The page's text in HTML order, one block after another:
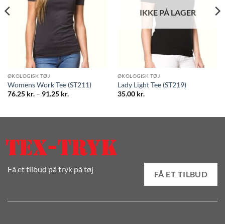
ØKOLOGISK TØJ
Womens Work Tee (ST211)
76.25 kr. – 91.25 kr.
IKKE PÅ LAGER
ØKOLOGISK TØJ
Lady Light Tee (ST219)
35.00 kr.
Få et tilbud på tryk på tøj
FÅ ET TILBUD